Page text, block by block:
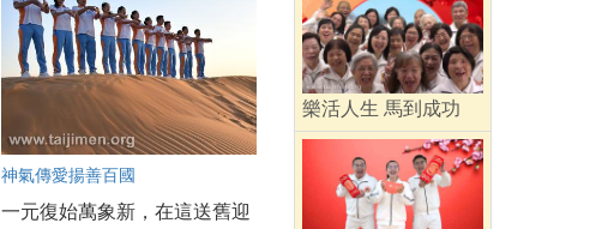
神氣傳愛揚善百國
一元復始萬象新，在這送舊迎
樂活人生 馬到成功